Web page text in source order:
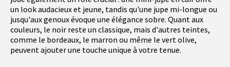
un look audacieux et jeune, tandis qu'une jupe mi-longue ou
jusqu'aux genoux évoque une élégance sobre. Quant aux
couleurs, le noir reste un classique, mais d'autres teintes,
comme le bordeaux, le marron ou même le vert olive,
peuvent ajouter une touche unique à votre tenue.